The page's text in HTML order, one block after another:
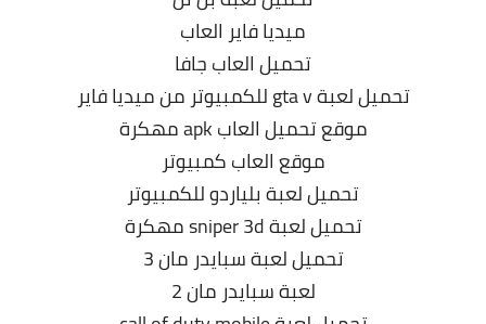
ميديا فاير العاب
تحميل العاب جافا
تحميل لعبة gta v للكمبيوتر من ميديا فاير
موقع تحميل العاب apk مهكرة
موقع العاب كمبيوتر
تحميل لعبة بلياردو للكمبيوتر
تحميل لعبة sniper 3d مهكرة
تحميل لعبة سبايدر مان 3
لعبة سبايدر مان 2